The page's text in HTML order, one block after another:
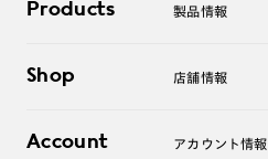
Products 製品情報
サングラス
コンタクトレンズ
Shop 店舗情報
オンラインショップ
Account アカウント情報